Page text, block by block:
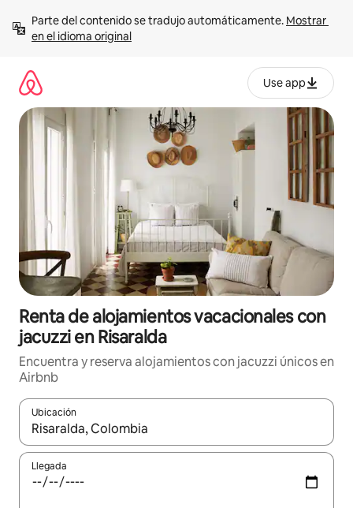
contenido
Parte del contenido se tradujo automáticamente. Mostrar
en el idioma original
Use app
Renta de alojamientos vacacionales con
jacuzzi en Risaralda
Encuentra y reserva alojamientos con jacuzzi únicos en
Airbnb
Ubicación
Cuando los resultados estén disponibles, podrás navegar
Llegada